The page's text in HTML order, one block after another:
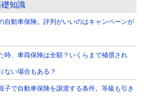
礎知識
自動車保険。評判がいいのはキャンペーンが
時、車両保険は全額？いくらまで補償され
ない場合もある？
子で自動車保険を譲渡する条件。等級も引き